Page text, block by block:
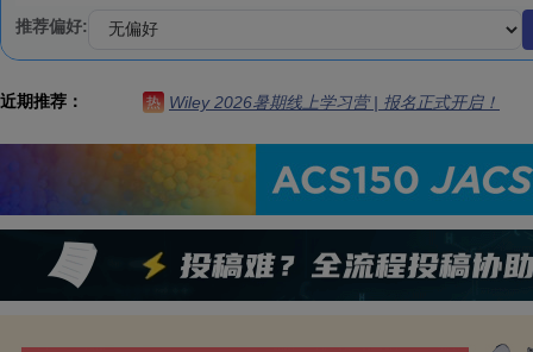
推荐偏好:
近期推荐： 热 Wiley 2026暑期线上学习营 | 报名正式开启！